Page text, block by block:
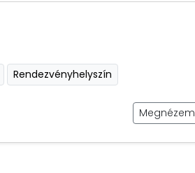
Rendezvényhelyszín
Megnézem